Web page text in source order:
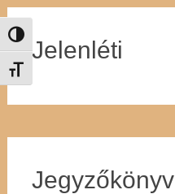
Nagy kontraszt váltása
Betűméret váltása
Jelenléti
Jegyzőkönyv